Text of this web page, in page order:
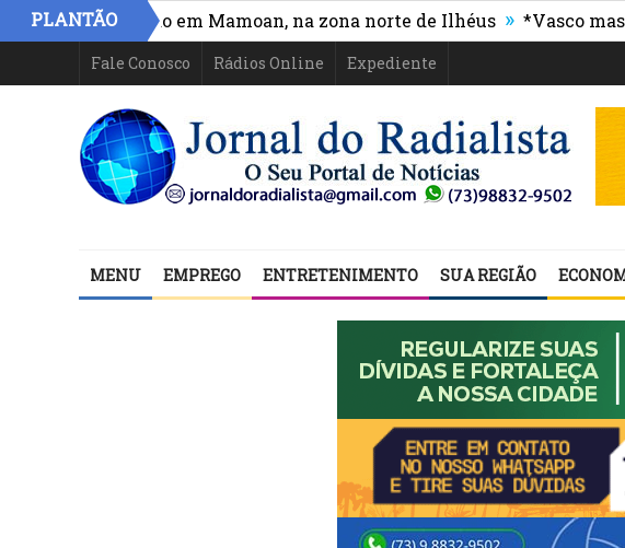
PLANTÃO
circulação em Mamoan, na zona norte de Ilhéus » *Vasco massacra
da rede municipal ganha reforço com capacitação
Fale Conosco Rádios Online Expediente
MENU EMPREGO ENTRETENIMENTO SUA REGIÃO